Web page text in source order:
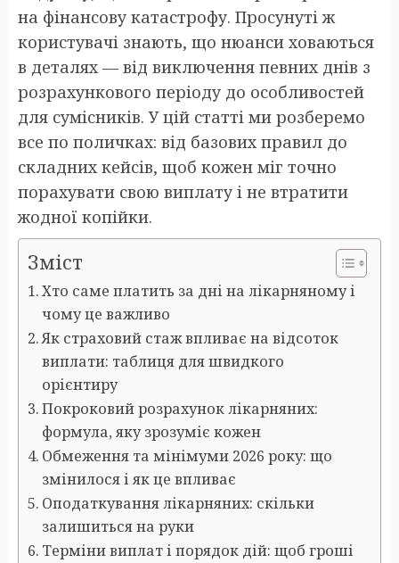
на фінансову катастрофу. Просунуті ж
користувачі знають, що нюанси ховаються
в деталях — від виключення певних днів з
розрахункового періоду до особливостей
для сумісників. У цій статті ми розберемо
все по поличках: від базових правил до
складних кейсів, щоб кожен міг точно
порахувати свою виплату і не втратити
жодної копійки.
Зміст
Хто саме платить за дні на лікарняному і
чому це важливо
Як страховий стаж впливає на відсоток
виплати: таблиця для швидкого
орієнтиру
Покроковий розрахунок лікарняних:
формула, яку зрозуміє кожен
Обмеження та мінімуми 2026 року: що
змінилося і як це впливає
Оподаткування лікарняних: скільки
залишиться на руки
Терміни виплат і порядок дій: щоб гроші